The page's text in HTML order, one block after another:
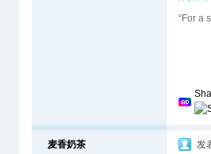
“For a
麦香奶茶 发